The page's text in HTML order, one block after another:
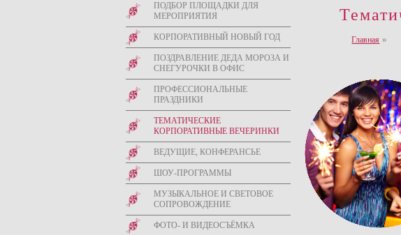
Компания «Событие» - праздничное агентство полного цикла, которое
проведение ни с чем не сравнимых, неординарных праздничных и деловых
ПОДБОР ПЛОЩАДКИ ДЛЯ
МЕРОПРИЯТИЯ
КОРПОРАТИВНЫЙ НОВЫЙ ГОД
ПОЗДРАВЛЕНИЕ ДЕДА МОРОЗА И
СНЕГУРОЧКИ В ОФИС
ПРОФЕССИОНАЛЬНЫЕ
ПРАЗДНИКИ
ТЕМАТИЧЕСКИЕ
КОРПОРАТИВНЫЕ ВЕЧЕРИНКИ
ВЕДУЩИЕ, КОНФЕРАНСЬЕ
ШОУ-ПРОГРАММЫ
МУЗЫКАЛЬНОЕ И СВЕТОВОЕ
СОПРОВОЖДЕНИЕ
ФОТО- И ВИДЕОСЪЁМКА
Главная »